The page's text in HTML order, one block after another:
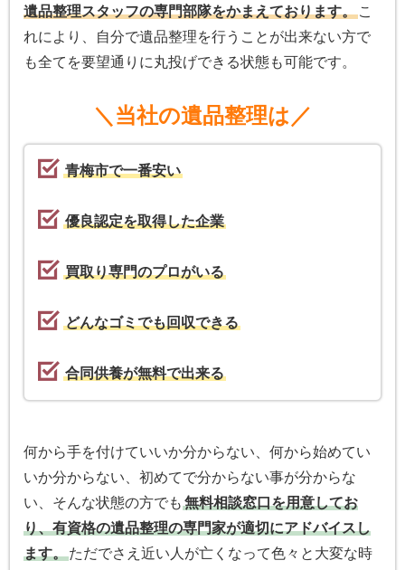
遺品整理スタッフの専門部隊をかまえております。こ
れにより、自分で遺品整理を行うことが出来ない方で
も全てを要望通りに丸投げできる状態も可能です。
＼当社の遺品整理は／
青梅市で一番安い
優良認定を取得した企業
買取り専門のプロがいる
どんなゴミでも回収できる
合同供養が無料で出来る
何から手を付けていいか分からない、何から始めてい
いか分からない、初めてで分からない事が分からな
い、そんな状態の方でも 無料相談窓口を用意してお
り、有資格の遺品整理の専門家が適切にアドバイスし
ます。ただでさえ近い人が亡くなって色々と大変な時